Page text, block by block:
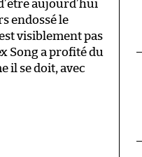
aujourd’hui
endossé le
visiblement pas
Song a profité du
il se doit, avec